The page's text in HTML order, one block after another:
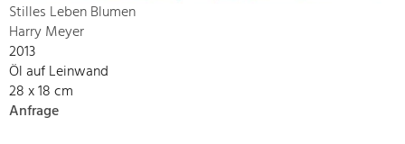
Stilles Leben Blumen
Harry Meyer
2013
Öl auf Leinwand
28 x 18 cm
Anfrage